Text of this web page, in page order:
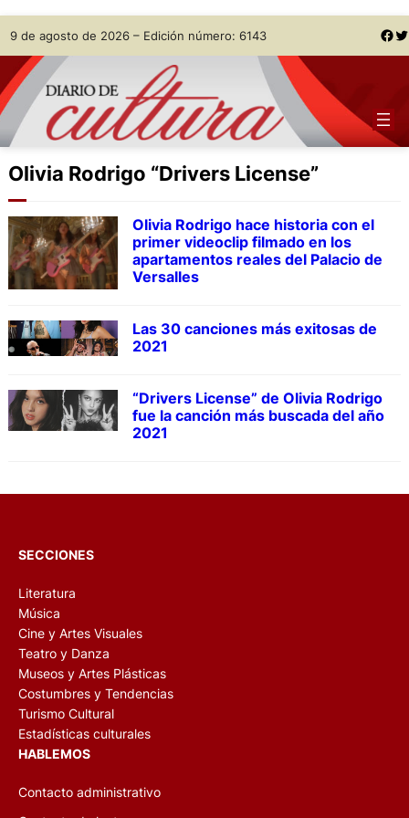
Skip
to
content
9 de agosto de 2026 – Edición número: 6143 Facebook Twitter
Olivia Rodrigo “Drivers License”
Olivia Rodrigo hace historia con el
primer videoclip filmado en los
apartamentos reales del Palacio de
Versalles
Las 30 canciones más exitosas de
2021
“Drivers License” de Olivia Rodrigo
fue la canción más buscada del año
2021
SECCIONES
Literatura
Música
Cine y Artes Visuales
Teatro y Danza
Museos y Artes Plásticas
Costumbres y Tendencias
Turismo Cultural
Estadísticas culturales
HABLEMOS
Contacto administrativo